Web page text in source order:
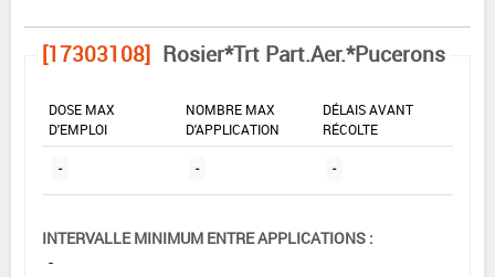
[17303108] Rosier*Trt Part.Aer.*Pucerons
DOSE MAX
D'EMPLOI
NOMBRE MAX
D'APPLICATION
DÉLAIS AVANT
RÉCOLTE
- - -
INTERVALLE MINIMUM ENTRE APPLICATIONS :
-